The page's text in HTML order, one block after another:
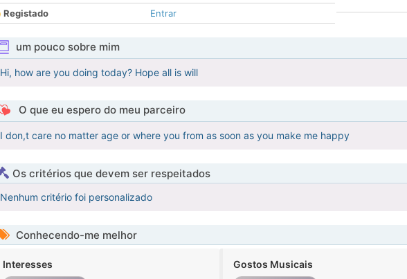
Registado
Entrar
um pouco sobre mim
Hi, how are you doing today? Hope all is will
O que eu espero do meu parceiro
I don,t care no matter age or where you from as soon as you make me happy
Os critérios que devem ser respeitados
Nenhum critério foi personalizado
Conhecendo-me melhor
Interesses Gostos Musicais